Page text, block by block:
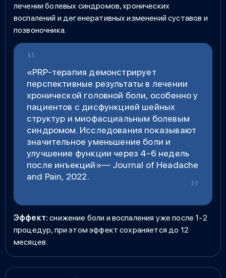
лечении болевых синдромов, хронических
воспалений и дегенеративных изменений суставов и
позвоночника.
«PRP-терапия демонстрирует
перспективные результаты в лечении
хронической головной боли, особенно у
пациентов с дисфункцией шейных
структур и миофасциальным болевым
синдромом. Исследования показывают
значительное уменьшение боли и
улучшение функции через 4-6 недель
после инъекций»— Journal of Headache
and Pain, 2022.
Эффект: снижение боли и воспаления уже после 1-2
процедур, при этом эффект сохраняется до 12
месяцев.